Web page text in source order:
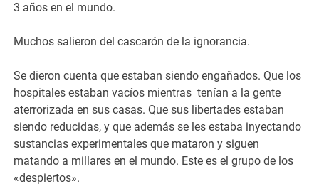
3 años en el mundo.
Muchos salieron del cascarón de la ignorancia.
Se dieron cuenta que estaban siendo engañados. Que los
hospitales estaban vacíos mientras tenían a la gente
aterrorizada en sus casas. Que sus libertades estaban
siendo reducidas, y que además se les estaba inyectando
sustancias experimentales que mataron y siguen
matando a millares en el mundo. Este es el grupo de los
«despiertos».